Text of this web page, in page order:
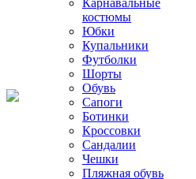
Карнавальные
костюмы
Юбки
Купальники
Футболки
Шорты
Обувь
Сапоги
Ботинки
Кроссовки
Сандалии
Чешки
Пляжная обувь